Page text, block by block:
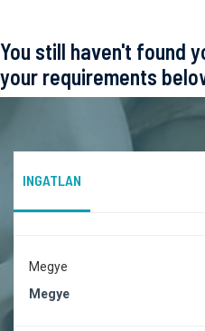
You still haven't found
your requirements
INGATLAN
Megye
Megye